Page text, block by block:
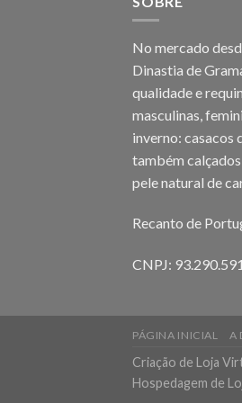
No mercado
Dinastia de
qualidade e
masculinas,
inverno: casacos
também
pele natural de
Recanto de
CNPJ:
PÁGINA INICIAL A
Criação de Loja
Hospedagem de